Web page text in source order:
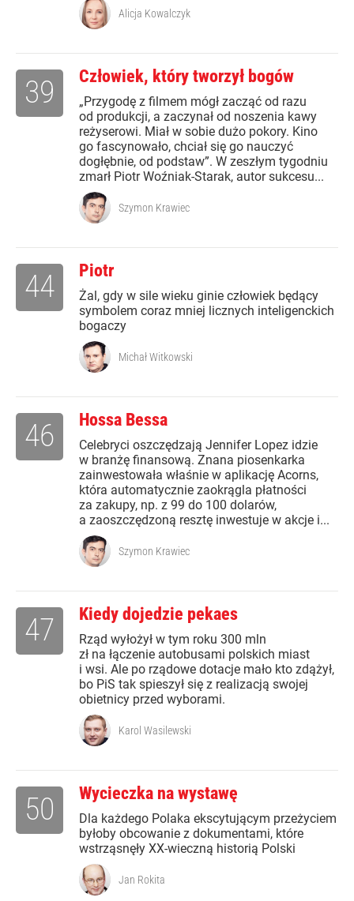
Alicja Kowalczyk
Człowiek, który tworzył bogów
„Przygodę z filmem mógł zacząć od razu
od produkcji, a zaczynał od noszenia kawy
reżyserowi. Miał w sobie dużo pokory. Kino
go fascynowało, chciał się go nauczyć
dogłębnie, od podstaw”. W zeszłym tygodniu
zmarł Piotr Woźniak-Starak, autor sukcesu...
39
Szymon Krawiec
Piotr
Żal, gdy w sile wieku ginie człowiek będący
symbolem coraz mniej licznych inteligenckich
bogaczy
44
Michał Witkowski
Hossa Bessa
Celebryci oszczędzają Jennifer Lopez idzie
w branżę finansową. Znana piosenkarka
zainwestowała właśnie w aplikację Acorns,
która automatycznie zaokrągla płatności
za zakupy, np. z 99 do 100 dolarów,
a zaoszczędzoną resztę inwestuje w akcje i...
46
Szymon Krawiec
Kiedy dojedzie pekaes
Rząd wyłożył w tym roku 300 mln
zł na łączenie autobusami polskich miast
i wsi. Ale po rządowe dotacje mało kto zdążył,
bo PiS tak spieszył się z realizacją swojej
obietnicy przed wyborami.
47
Karol Wasilewski
Wycieczka na wystawę
Dla każdego Polaka ekscytującym przeżyciem
byłoby obcowanie z dokumentami, które
wstrząsnęły XX-wieczną historią Polski
50
Jan Rokita